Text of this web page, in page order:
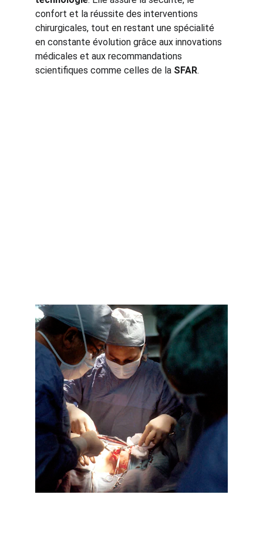
confort et la réussite des interventions
chirurgicales, tout en restant une spécialité
en constante évolution grâce aux innovations
médicales et aux recommandations
scientifiques comme celles de la SFAR.